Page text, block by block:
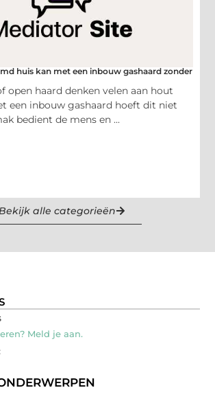
huis kan met een inbouw gashaard zonder
open haard denken velen aan hout
een inbouw gashaard hoeft dit niet
bedient de mens en ...
alle categorieën
Meld je aan.